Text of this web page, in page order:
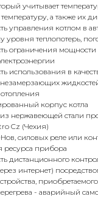
учитывает
а также их
управления котлом в
уровня теплопотерь,
ограничения
использования в
незамерзающих
корпус котла
нержавеющей стали
Cz (Чехия)
силовых реле или
ресурса прибора
дистанционного
интернет)
- аварийный